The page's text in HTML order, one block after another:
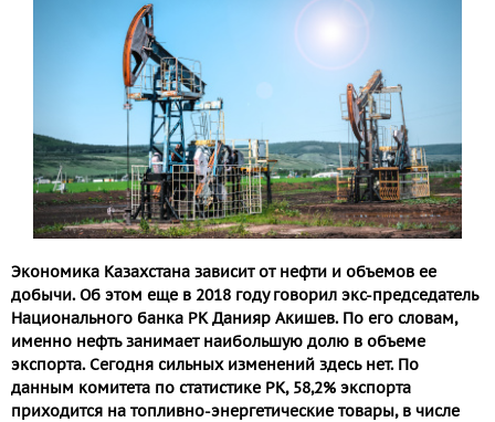
Экономика Казахстана зависит от нефти и объемов ее
добычи. Об этом еще в 2018 году говорил экс-председатель
Национального банка РК Данияр Акишев. По его словам,
именно нефть занимает наибольшую долю в объеме
экспорта. Сегодня сильных изменений здесь нет. По
данным комитета по статистике РК, 58,2% экспорта
приходится на топливно-энергетические товары, в числе